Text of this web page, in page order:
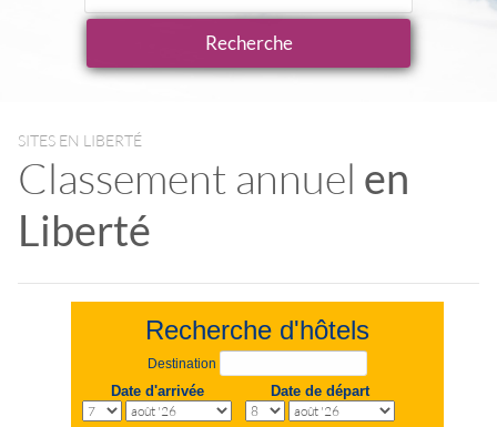
SITES EN LIBERTÉ
Classement annuel en
Liberté
Recherche d'hôtels
Destination
Date d'arrivée Date de départ